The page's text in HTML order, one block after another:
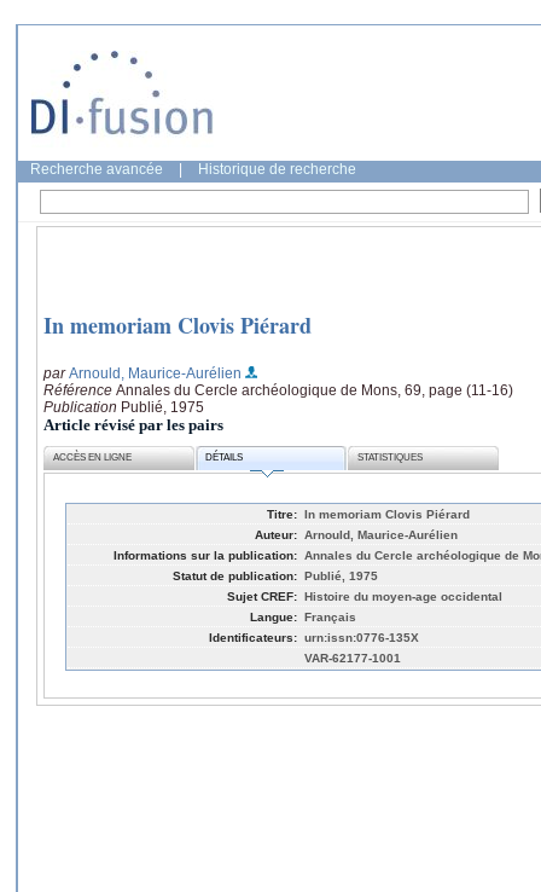
Recherche avancée Historique de recherche
In memoriam Clovis Piérard
parArnould, Maurice-Aurélien
Référence Annales du Cercle archéologique de Mons, 69, page (11-16)
Publication Publié, 1975
Article révisé par les pairs
ACCÈS EN LIGNE DÉTAILS STATISTIQUES
Titre: In memoriam Clovis Piérard
Auteur: Arnould, Maurice-Aurélien
Informations sur la publication: Annales du Cercle archéologique de
Statut de publication: Publié, 1975
Sujet CREF: Histoire du moyen-age occidental
Langue: Français
Identificateurs: urn:issn:0776-135X
VAR-62177-1001